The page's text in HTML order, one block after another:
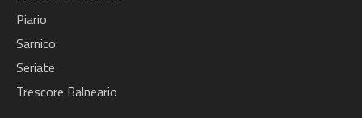
Piario
Sarnico
Seriate
Trescore Balneario